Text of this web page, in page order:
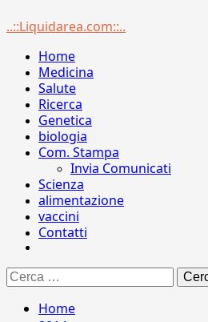
Menu
..::Liquidarea.com::..
Home
Medicina
Salute
Ricerca
Genetica
biologia
Com. Stampa
Invia Comunicati
Scienza
alimentazione
vaccini
Contatti
Ricerca
per:
Home